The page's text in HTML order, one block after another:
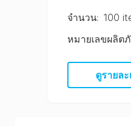
จํานวน: 100
หมายเลขผลิ
ดูรายล